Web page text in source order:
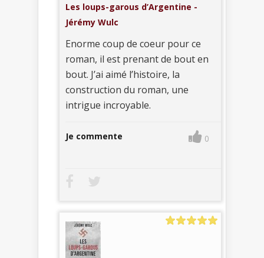
Les loups-garous d’Argentine -
Jérémy Wulc
Enorme coup de coeur pour ce
roman, il est prenant de bout en
bout. J’ai aimé l’histoire, la
construction du roman, une
intrigue incroyable.
Je commente 0